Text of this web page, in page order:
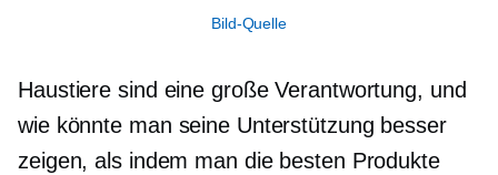
Bild-Quelle
Haustiere sind eine große Verantwortung, und
wie könnte man seine Unterstützung besser
zeigen, als indem man die besten Produkte